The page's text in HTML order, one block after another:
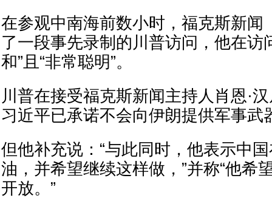
在参观中南海前数小时，福克斯新闻
了一段事先录制的川普访问，他在访
和”且“非常聪明”。
川普在接受福克斯新闻主持人肖恩·
习近平已承诺不会向伊朗提供军事武
但他补充说：“与此同时，他表示中
油，并希望继续这样做，”并称“他希
开放。”